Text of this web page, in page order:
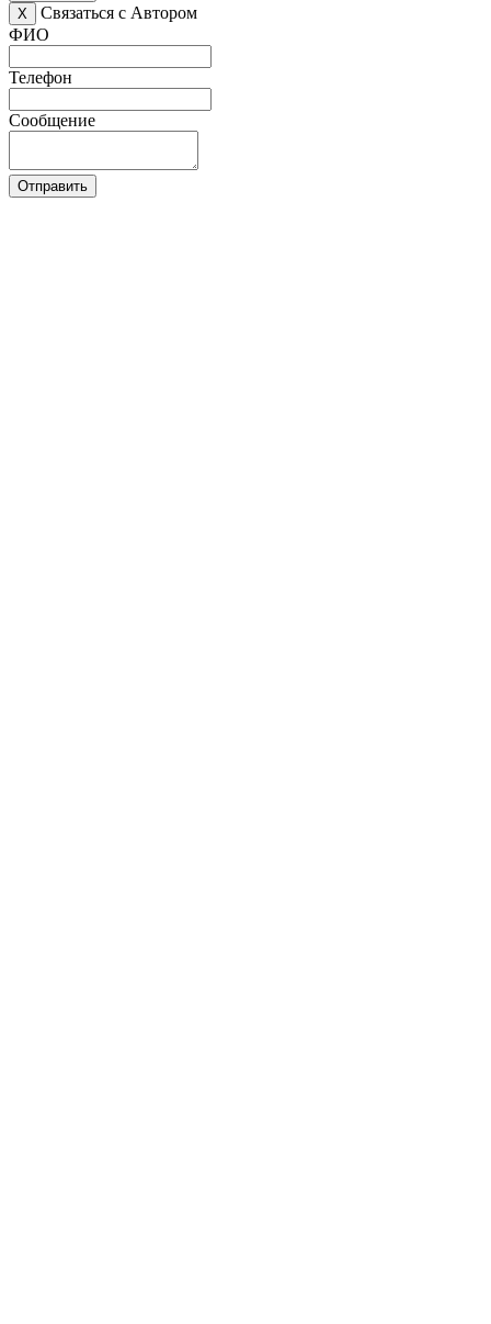
X
Связаться с Автором
ФИО
Телефон
Сообщение
Отправить